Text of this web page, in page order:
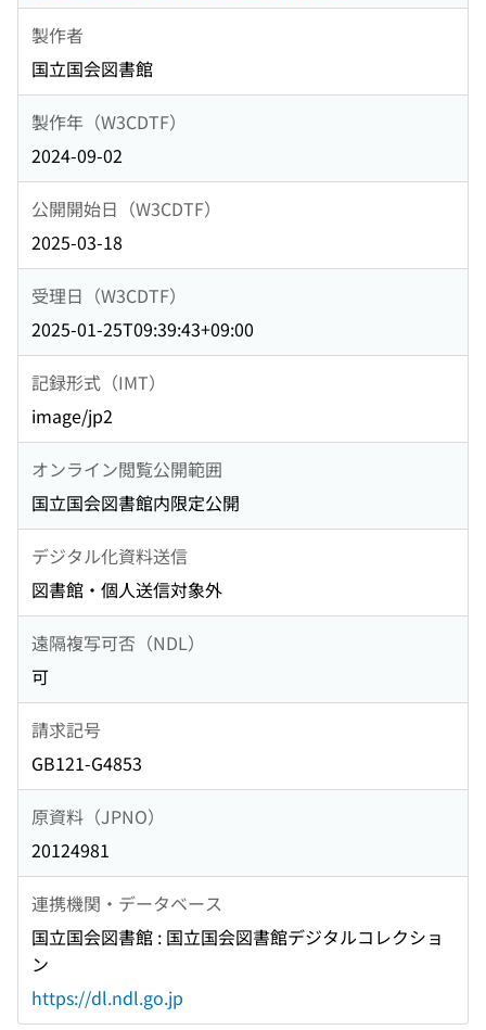
製作者
国立国会図書館
製作年（W3CDTF）
2024-09-02
公開開始日（W3CDTF）
2025-03-18
受理日（W3CDTF）
2025-01-25T09:39:43+09:00
記録形式（IMT）
image/jp2
オンライン閲覧公開範囲
国立国会図書館内限定公開
デジタル化資料送信
図書館・個人送信対象外
遠隔複写可否（NDL）
可
請求記号
GB121-G4853
原資料（JPNO）
20124981
連携機関・データベース
国立国会図書館 : 国立国会図書館デジタルコレクショ
ン
https://dl.ndl.go.jp